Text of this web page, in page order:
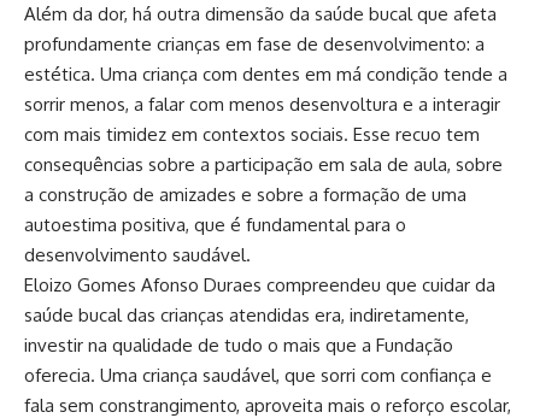
Além da dor, há outra dimensão da saúde bucal que afeta
profundamente crianças em fase de desenvolvimento: a
estética. Uma criança com dentes em má condição tende a
sorrir menos, a falar com menos desenvoltura e a interagir
com mais timidez em contextos sociais. Esse recuo tem
consequências sobre a participação em sala de aula, sobre
a construção de amizades e sobre a formação de uma
autoestima positiva, que é fundamental para o
desenvolvimento saudável.
Eloizo Gomes Afonso Duraes compreendeu que cuidar da
saúde bucal das crianças atendidas era, indiretamente,
investir na qualidade de tudo o mais que a Fundação
oferecia. Uma criança saudável, que sorri com confiança e
fala sem constrangimento, aproveita mais o reforço escolar,